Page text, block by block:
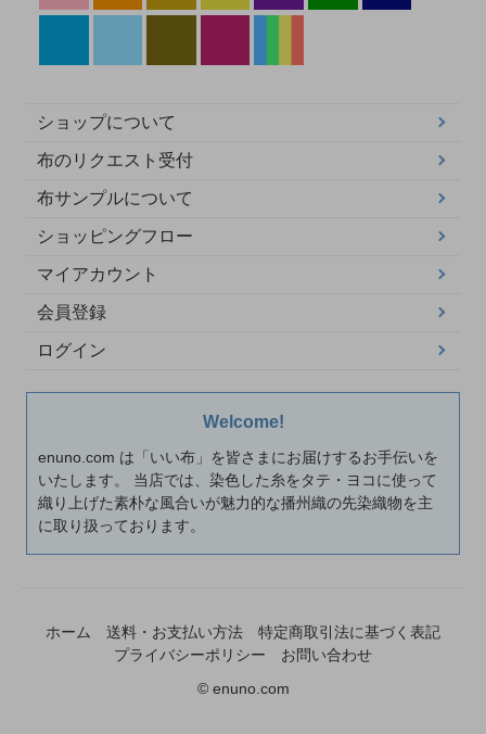
ショップについて
布のリクエスト受付
布サンプルについて
ショッピングフロー
マイアカウント
会員登録
ログイン
Welcome!
enuno.com は「いい布」を皆さまにお届けするお手伝いを
いたします。 当店では、染色した糸をタテ・ヨコに使って
織り上げた素朴な風合いが魅力的な播州織の先染織物を主
に取り扱っております。
ホーム 送料・お支払い方法
特定商取引法に基づく表記
プライバシーポリシー
お問い合わせ
© enuno.com